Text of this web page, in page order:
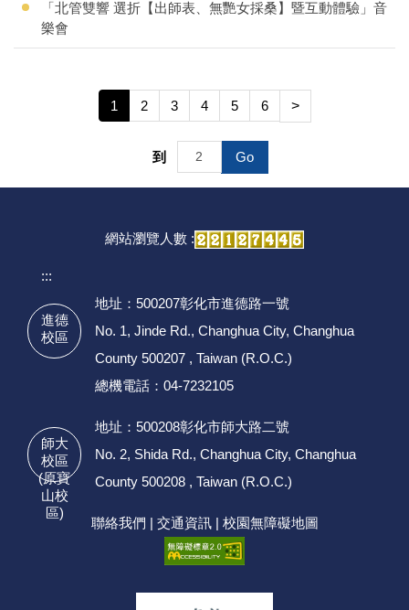
「北管雙響 選折【出師表、無艷女採桑】暨互動體驗」音
樂會
1 2 3 4 5 6 >
到 Go
網站瀏覽人數 :
:::
進德
校區
地址：500207彰化市進德路一號
No. 1, Jinde Rd., Changhua City, Changhua
County 500207 , Taiwan (R.O.C.)
總機電話：04-7232105
師大
校區
(原寶
山校
區)
地址：500208彰化市師大路二號
No. 2, Shida Rd., Changhua City, Changhua
County 500208 , Taiwan (R.O.C.)
聯絡我們 | 交通資訊| 校園無障礙地圖